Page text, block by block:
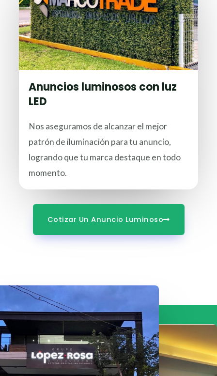
Anuncios luminosos con luz
LED
Nos aseguramos de alcanzar el mejor
patrón de iluminación para tu anuncio,
logrando que tu marca destaque en todo
momento.
Cotizar Un Anuncio Luminoso